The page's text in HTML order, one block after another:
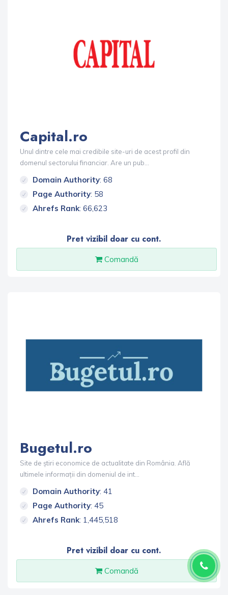
Capital.ro
Unul dintre cele mai credibile site-uri de acest profil din
domenul sectorului financiar. Are un pub...
Domain Authority: 68
Page Authority: 58
Ahrefs Rank: 66,623
Pret vizibil doar cu cont.
Comandă
Bugetul.ro
Site de știri economice de actualitate din România. Află
ultimele informații din domeniul de int...
Domain Authority: 41
Page Authority: 45
Ahrefs Rank: 1,445,518
Pret vizibil doar cu cont.
Comandă